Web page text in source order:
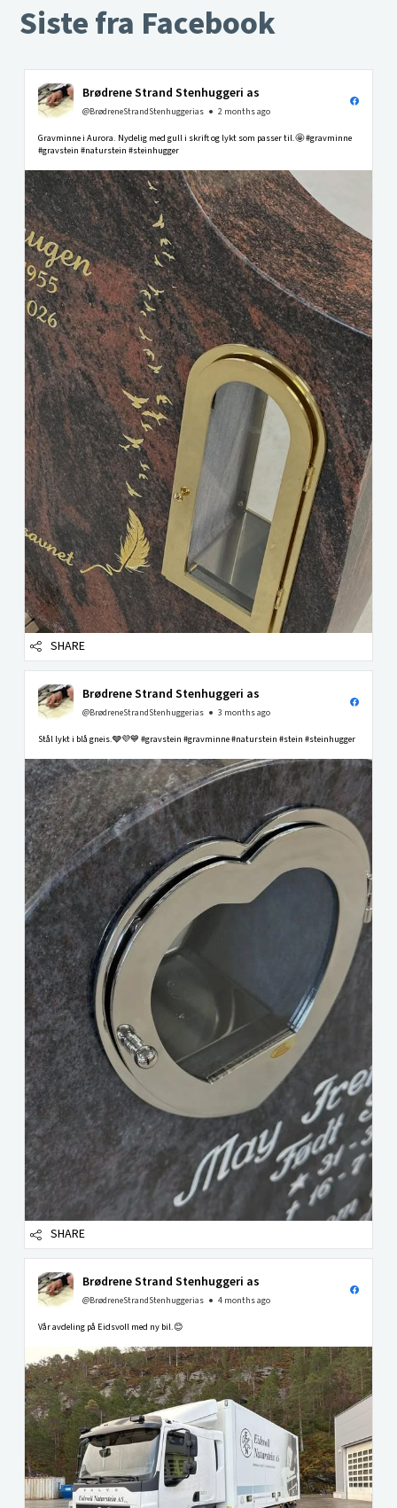
Siste fra Facebook
Brødrene Strand Stenhuggeri as
@BrødreneStrandStenhuggerias 2 months ago
Gravminne i Aurora. Nydelig med gull i skrift og lykt som passer til.🤩 #gravminne
#gravstein #naturstein #steinhugger
SHARE
Brødrene Strand Stenhuggeri as
@BrødreneStrandStenhuggerias 3 months ago
Stål lykt i blå gneis.🩶💜💙 #gravstein #gravminne #naturstein #stein #steinhugger
SHARE
Brødrene Strand Stenhuggeri as
@BrødreneStrandStenhuggerias 4 months ago
Vår avdeling på Eidsvoll med ny bil.😊